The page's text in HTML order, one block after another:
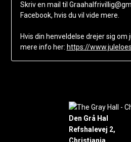
Skriv en mail til
Facebook, hvis du vil vide mere.
Hvis din henveldelse drejer sig om
mere info her: https://
Den Grå Hal
Refshalevej 2,